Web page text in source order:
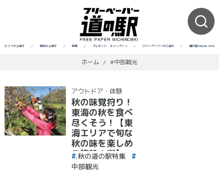
エリアから探す / 目的から探す / 特集 / プレゼント・キャンペーン / フリーペーパーのご紹介 / 道の駅ONLINE SHOP
ホーム / #中部観光
アウトドア・体験
秋の味覚狩り！
東海の秋を食べ
尽くそう！【東
海エリアで旬な
秋の味を楽しめ
る施設６選】
.秋の道の駅特集
中部観光